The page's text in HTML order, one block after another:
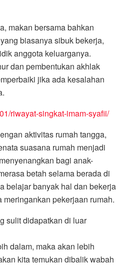
makan bersama bahkan
biasanya sibuk bekerja,
anggota keluarganya.
dan pembentukan akhlak
jika ada kesalahan
riwayat-singkat-imam-syafii/
aktivitas rumah tangga,
suasana rumah menjadi
bagi anak-
betah selama berada di
belajar banyak hal dan bekerja
meringankan pekerjaan rumah.
sulit didapatkan di luar
dalam, maka akan lebih
kita temukan dibalik wabah